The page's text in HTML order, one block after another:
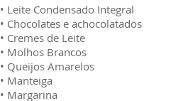
• Leite Condensado Integral
• Chocolates e achocolatados
• Cremes de Leite
• Molhos Brancos
• Queijos Amarelos
• Manteiga
• Margarina